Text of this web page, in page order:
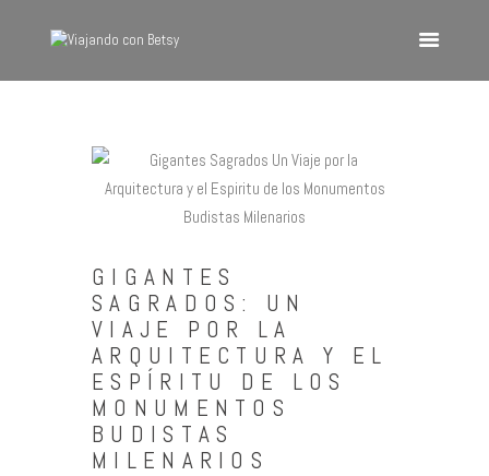
VIAJANDO CON BETSY
América
Asia
Quienes Somos
Contacto
GIGANTES
SAGRADOS: UN
VIAJE POR LA
ARQUITECTURA Y EL
ESPÍRITU DE LOS
MONUMENTOS
BUDISTAS
MILENARIOS